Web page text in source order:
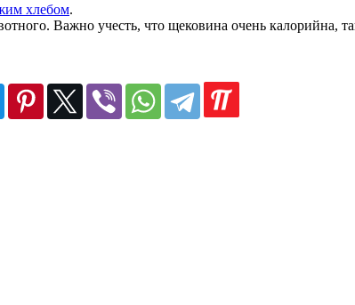
хлебом.
Важно учесть, что щековина очень калорийна,